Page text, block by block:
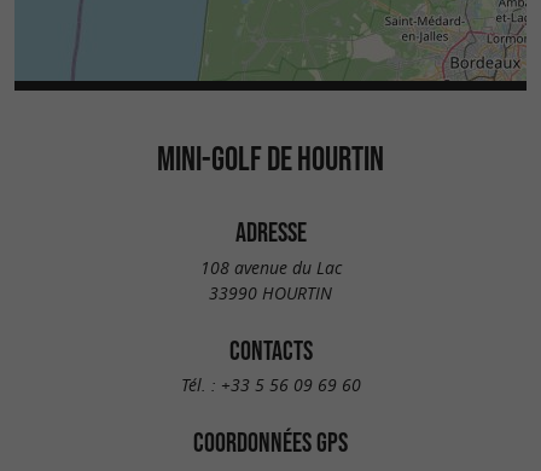
MINI-GOLF DE HOURTIN
ADRESSE
108 avenue du Lac
33990 HOURTIN
CONTACTS
Tél. : +33 5 56 09 69 60
COORDONNÉES GPS